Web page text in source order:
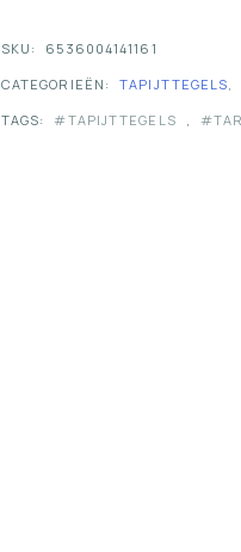
SKU:
6536004141161
CATEGORIEËN:
TAPIJTTEGELS,
TAGS:
TAPIJTTEGELS ,